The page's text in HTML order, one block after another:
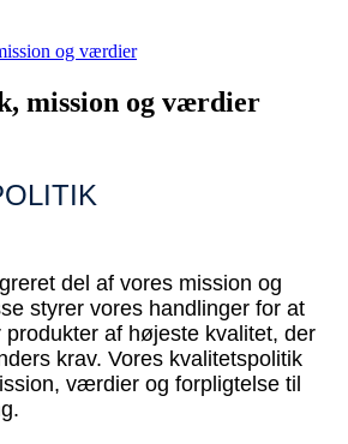
og værdier
mission og værdier
del af vores mission og
styrer vores handlinger for at
af højeste kvalitet, der
krav. Vores kvalitetspolitik
værdier og forpligtelse til